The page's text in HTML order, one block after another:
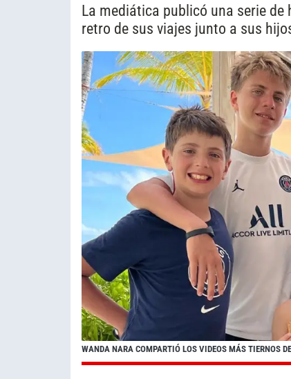
La mediática publicó una serie
retro de sus viajes junto a sus
WANDA NARA COMPARTIÓ LOS VIDEOS MÁS TIERNOS